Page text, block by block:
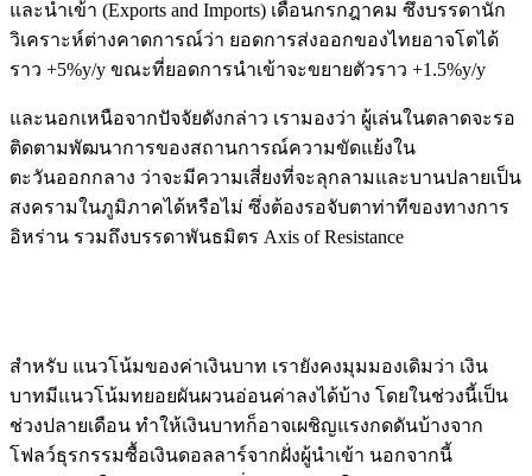
และนำเข้า (Exports and Imports) เดือนกรกฎาคม ซึ่งบรรดานัก
วิเคราะห์ต่างคาดการณ์ว่า ยอดการส่งออกของไทยอาจโตได้
ราว +5%y/y ขณะที่ยอดการนำเข้าจะขยายตัวราว +1.5%y/y
และนอกเหนือจากปัจจัยดังกล่าว เรามองว่า ผู้เล่นในตลาดจะรอ
ติดตามพัฒนาการของสถานการณ์ความขัดแย้งใน
ตะวันออกกลาง ว่าจะมีความเสี่ยงที่จะลุกลามและบานปลายเป็น
สงครามในภูมิภาคได้หรือไม่ ซึ่งต้องรอจับตาท่าทีของทางการ
อิหร่าน รวมถึงบรรดาพันธมิตร Axis of Resistance
สำหรับ แนวโน้มของค่าเงินบาท เรายังคงมุมมองเดิมว่า เงิน
บาทมีแนวโน้มทยอยผันผวนอ่อนค่าลงได้บ้าง โดยในช่วงนี้เป็น
ช่วงปลายเดือน ทำให้เงินบาทก็อาจเผชิญแรงกดดันบ้างจาก
โฟลว์ธุรกรรมซื้อเงินดอลลาร์จากฝั่งผู้นำเข้า นอกจากนี้